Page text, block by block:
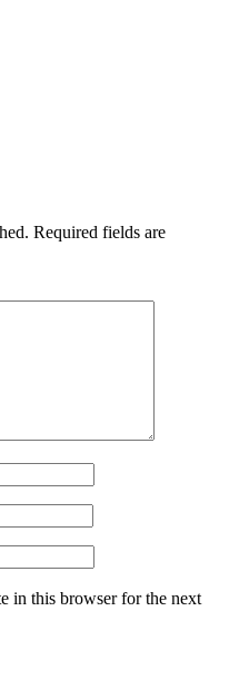
Required fields are
in this browser for the next